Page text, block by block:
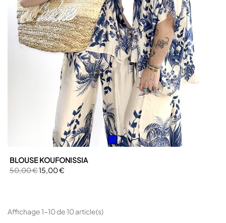
BLOUSE KOUFONISSIA
50,00 €15,00 €
Affichage 1-10 de 10 article(s)